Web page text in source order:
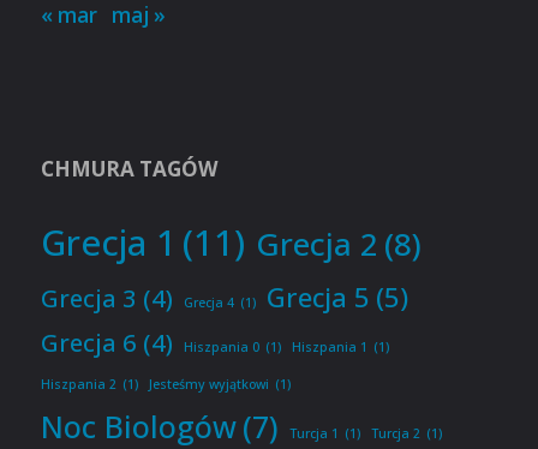
« mar maj »
CHMURA TAGÓW
Grecja 1 (11) Grecja 2 (8)
Grecja 3 (4) Grecja 4 (1) Grecja 5 (5)
Grecja 6 (4) Hiszpania 0 (1) Hiszpania 1 (1)
Hiszpania 2 (1) Jesteśmy wyjątkowi (1)
Noc Biologów(7) Turcja 1 (1) Turcja 2 (1)